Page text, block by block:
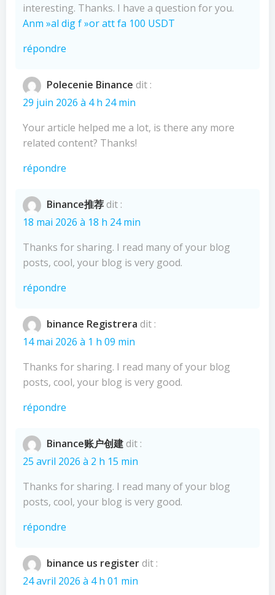
interesting. Thanks. I have a question for you.
Anm »al dig f »or att fa 100 USDT
répondre
Polecenie Binance dit :
29 juin 2026 à 4 h 24 min
Your article helped me a lot, is there any more
related content? Thanks!
répondre
Binance推荐dit :
18 mai 2026 à 18 h 24 min
Thanks for sharing. I read many of your blog
posts, cool, your blog is very good.
répondre
binance Registrera dit :
14 mai 2026 à 1 h 09 min
Thanks for sharing. I read many of your blog
posts, cool, your blog is very good.
répondre
Binance账户创建dit :
25 avril 2026 à 2 h 15 min
Thanks for sharing. I read many of your blog
posts, cool, your blog is very good.
répondre
binance us registerdit :
24 avril 2026 à 4 h 01 min